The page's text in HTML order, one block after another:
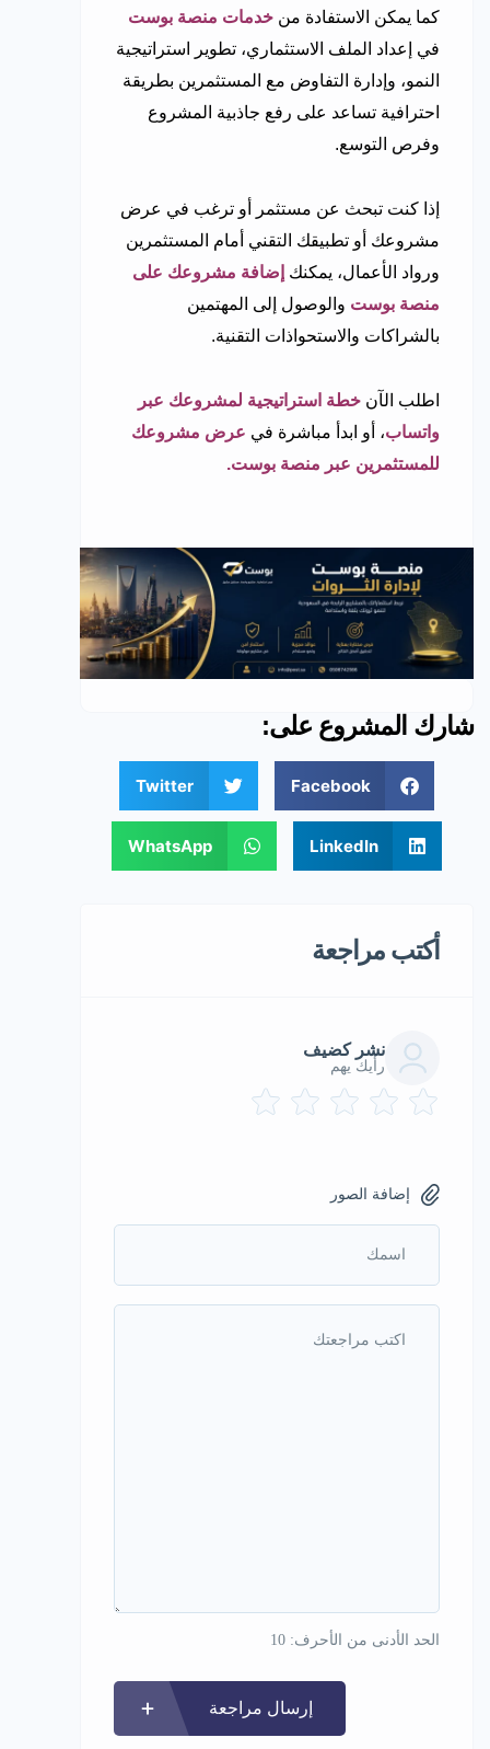
كما يمكن الاستفادة من خدمات منصة بوست
في إعداد الملف الاستثماري، تطوير استراتيجية
النمو، وإدارة التفاوض مع المستثمرين بطريقة
احترافية تساعد على رفع جاذبية المشروع
وفرص التوسع.
إذا كنت تبحث عن مستثمر أو ترغب في عرض
مشروعك أو تطبيقك التقني أمام المستثمرين
ورواد الأعمال، يمكنك إضافة مشروعك على
منصة بوست والوصول إلى المهتمين
بالشراكات والاستحواذات التقنية.
اطلب الآن خطة استراتيجية لمشروعك عبر
واتساب، أو ابدأ مباشرة في عرض مشروعك
للمستثمرين عبر منصة بوست.
شارك المشروع على:
Facebook
Twitter
LinkedIn
WhatsApp
أكتب مراجعة
نشر كضيف
رأيك يهم
إضافة الصور
الحد الأدنى من الأحرف: 10
إرسال مراجعة